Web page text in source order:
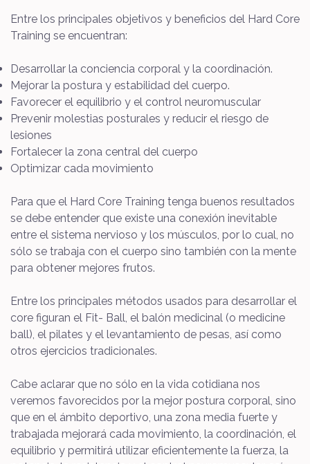
Entre los principales objetivos y beneficios del Hard Core
Training se encuentran:
Desarrollar la conciencia corporal y la coordinación.
Mejorar la postura y estabilidad del cuerpo.
Favorecer el equilibrio y el control neuromuscular
Prevenir molestias posturales y reducir el riesgo de
lesiones
Fortalecer la zona central del cuerpo
Optimizar cada movimiento
Para que el Hard Core Training tenga buenos resultados
se debe entender que existe una conexión inevitable
entre el sistema nervioso y los músculos, por lo cual, no
sólo se trabaja con el cuerpo sino también con la mente
para obtener mejores frutos.
Entre los principales métodos usados para desarrollar el
core figuran el Fit- Ball, el balón medicinal (o medicine
ball), el pilates y el levantamiento de pesas, así como
otros ejercicios tradicionales.
Cabe aclarar que no sólo en la vida cotidiana nos
veremos favorecidos por la mejor postura corporal, sino
que en el ámbito deportivo, una zona media fuerte y
trabajada mejorará cada movimiento, la coordinación, el
equilibrio y permitirá utilizar eficientemente la fuerza, la